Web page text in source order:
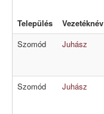
Település Vezetéknév
Szomód Juhász
Szomód Juhász